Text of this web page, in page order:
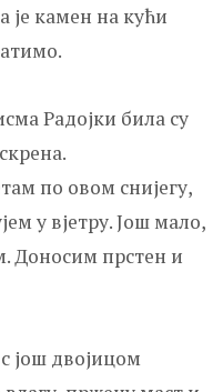
је камен на кући
Радојки била су
по овом снијегу,
у вјетру. Још мало,
Доносим прстен и
још двојицом